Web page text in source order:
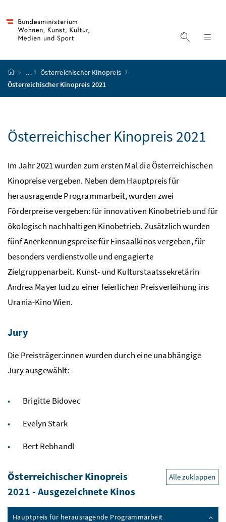
Suche
Startseite
…
Österreichischer Kinopreis
Österreichischer Kinopreis 2021
Österreichischer Kinopreis 2021
Im Jahr 2021 wurden zum ersten Mal die Österreichischen
Kinopreise vergeben. Neben dem Hauptpreis für
herausragende Programmarbeit, wurden zwei
Förderpreise vergeben: für innovativen Kinobetrieb und für
ökologisch nachhaltigen Kinobetrieb. Zusätzlich wurden
fünf Anerkennungspreise für Einsaalkinos vergeben, für
besonders verdienstvolle und engagierte
Zielgruppenarbeit. Kunst- und Kulturstaatssekretärin
Andrea Mayer lud zu einer feierlichen Preisverleihung ins
Urania-Kino Wien.
Jury
Die Preisträger:innen wurden durch eine unabhängige
Jury ausgewählt:
Brigitte Bidovec
Evelyn Stark
Bert Rebhandl
Österreichischer Kinopreis
2021 - Ausgezeichnete Kinos
Alle zuklappen
Hauptpreis für herausragende Programmarbeit